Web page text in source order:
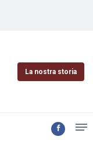
La nostra storia